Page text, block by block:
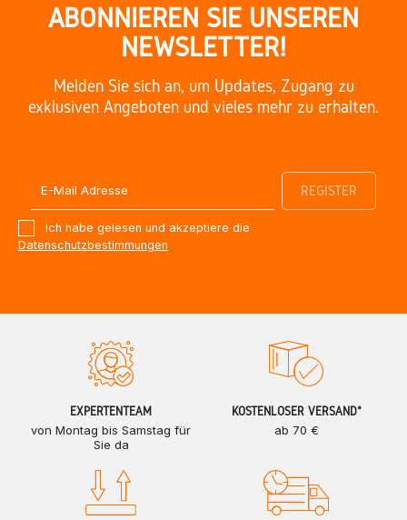
ABONNIEREN SIE UNSEREN
NEWSLETTER!
Melden Sie sich an, um Updates, Zugang zu
exklusiven Angeboten und vieles mehr zu erhalten.
Ich habe gelesen und akzeptiere die
Datenschutzbestimmungen
EXPERTENTEAM
von Montag bis Samstag für
Sie da
KOSTENLOSER VERSAND*
ab 70 €